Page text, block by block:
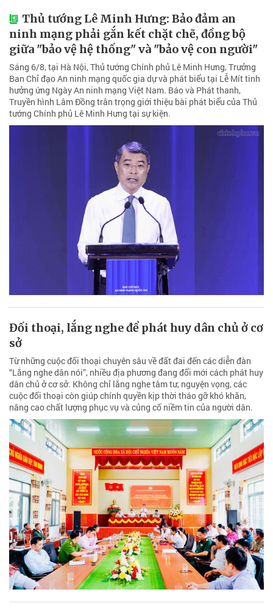
Thủ tướng Lê Minh Hưng: Bảo đảm an
ninh mạng phải gắn kết chặt chẽ, đồng bộ
giữa "bảo vệ hệ thống" và "bảo vệ con người"
Sáng 6/8, tại Hà Nội, Thủ tướng Chính phủ Lê Minh Hưng, Trưởng
Ban Chỉ đạo An ninh mạng quốc gia dự và phát biểu tại Lễ Mít tinh
hưởng ứng Ngày An ninh mạng Việt Nam. Báo và Phát thanh,
Truyền hình Lâm Đồng trân trọng giới thiệu bài phát biểu của Thủ
tướng Chính phủ Lê Minh Hưng tại sự kiện.
Đối thoại, lắng nghe để phát huy dân chủ ở cơ
sở
Từ những cuộc đối thoại chuyên sâu về đất đai đến các diễn đàn
“Lắng nghe dân nói”, nhiều địa phương đang đổi mới cách phát huy
dân chủ ở cơ sở. Không chỉ lắng nghe tâm tư, nguyện vọng, các
cuộc đối thoại còn giúp chính quyền kịp thời tháo gỡ khó khăn,
nâng cao chất lượng phục vụ và củng cố niềm tin của người dân.